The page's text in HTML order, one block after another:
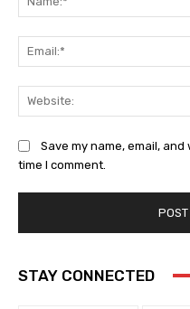
Save my name, email,
time I comment.
STAY CONNECTED